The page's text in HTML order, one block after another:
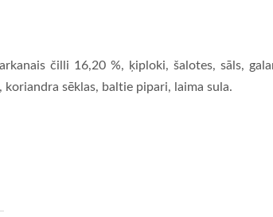
čilli 16,20 %, ķiploki, šalotes, sāls,
sēklas, baltie pipari, laima sula.